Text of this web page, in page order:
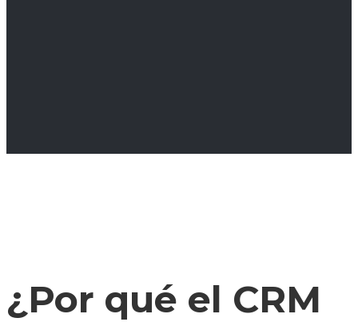
¿Por qué el CRM